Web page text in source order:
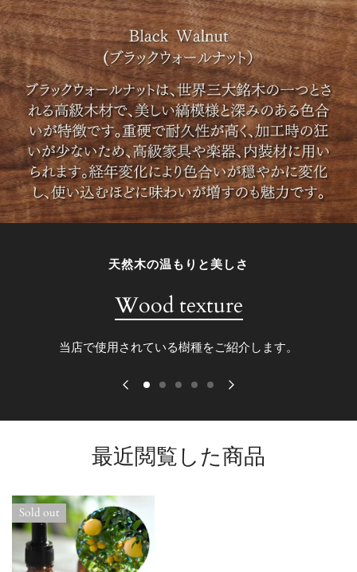
天然木の温もりと美しさ
Wood texture
当店で使用されている樹種をご紹介します。
最近閲覧した商品
ホ
ワ
ト
Sold out